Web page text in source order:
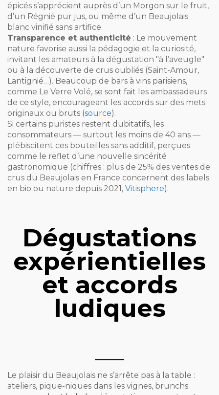
épicés s’apprécient auprès d’un Morgon sur le fruit,
d’un Régnié pur jus, ou même d’un Beaujolais
blanc vinifié sans artifice.
Transparence et authenticité : Le mouvement
nature favorise aussi la pédagogie et la curiosité,
invitant les amateurs à la dégustation "à l’aveugle"
ou à la découverte de crus oubliés (Saint-Amour,
Lantignié…). Beaucoup de bars à vins parisiens,
comme Le Verre Volé, se sont fait les ambassadeurs
de ce style, encourageant les accords sur des mets
originaux ou bruts (source).
Si certains puristes restent dubitatifs, les
consommateurs — surtout les moins de 40 ans —
plébiscitent ces bouteilles sans additif, perçues
comme le reflet d’une nouvelle sincérité
gastronomique (chiffres : plus de 25% des ventes de
crus du Beaujolais en France concernent des labels
en bio ou nature depuis 2021, Vitisphere).
Dégustations
expérientielles
et accords
ludiques
Le plaisir du Beaujolais ne s’arrête pas à la table :
ateliers, pique-niques dans les vignes, brunchs